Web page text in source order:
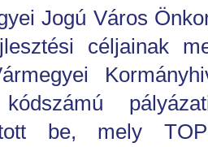
Jogú Város
céljainak
kódszámú
be, mely TOP-